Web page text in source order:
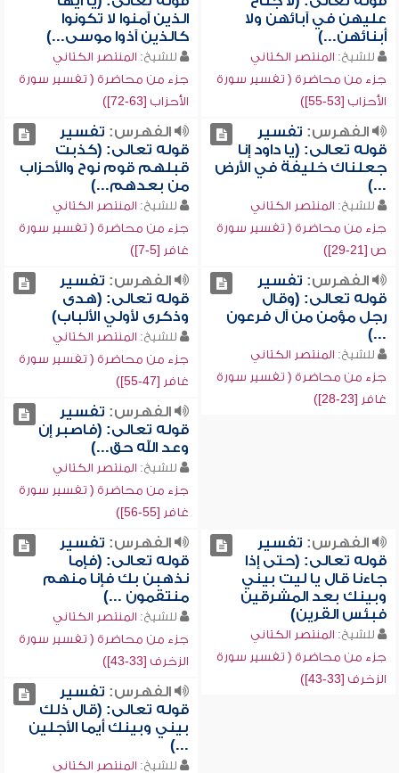
عليهن في آبائهن ولا
أبنائهن...)
للشيخ: المنتصر الكتاني
جزء من محاضرة ( تفسير سورة
الأحزاب [53-55])
الذين آمنوا لا تكونوا
كالذين آذوا موسى...)
للشيخ: المنتصر الكتاني
جزء من محاضرة ( تفسير سورة
الأحزاب [63-72])
الفهرس: تفسير
قوله تعالى: (يا داود إنا
جعلناك خليفة في الأرض
...)
للشيخ: المنتصر الكتاني
جزء من محاضرة ( تفسير سورة
ص [21-29])
الفهرس: تفسير
قوله تعالى: (كذبت
قبلهم قوم نوح والأحزاب
من بعدهم...)
للشيخ: المنتصر الكتاني
جزء من محاضرة ( تفسير سورة
غافر [5-7])
الفهرس: تفسير
قوله تعالى: (وقال
رجل مؤمن من آل فرعون
...)
للشيخ: المنتصر الكتاني
جزء من محاضرة ( تفسير سورة
غافر [23-28])
الفهرس: تفسير
قوله تعالى: (هدى
وذكرى لأولي الألباب)
للشيخ: المنتصر الكتاني
جزء من محاضرة ( تفسير سورة
غافر [47-55])
الفهرس: تفسير
قوله تعالى: (فاصبر إن
وعد الله حق...)
للشيخ: المنتصر الكتاني
جزء من محاضرة ( تفسير سورة
غافر [55-56])
الفهرس: تفسير
قوله تعالى: (حتى إذا
جاءنا قال يا ليت بيني
وبينك بعد المشرقين
فبئس القرين)
للشيخ: المنتصر الكتاني
جزء من محاضرة ( تفسير سورة
الزخرف [33-43])
الفهرس: تفسير
قوله تعالى: (فإما
نذهبن بك فإنا منهم
منتقمون ...)
للشيخ: المنتصر الكتاني
جزء من محاضرة ( تفسير سورة
الزخرف [33-43])
الفهرس: تفسير
قوله تعالى: (قال ذلك
بيني وبينك أيما الأجلين
...)
للشيخ: المنتصر الكتاني